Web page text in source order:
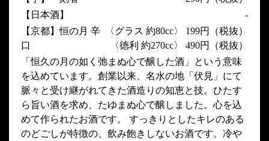
【日本酒】
-
【京都】恒の月 辛
口
〈グラス 約80cc〉 199円（税抜）
〈徳利 約270cc〉 490円（税抜）
「恒久の月の如く弛まぬ心で醸した酒」という意味
を込めています。創業以来、名水の地「伏見」にて
脈々と受け継がれてきた酒造りの知恵と技。ひたす
ら旨い酒を求め、たゆまぬ心で醸しました。心を込
めて作られたお酒です。 すっきりとしたキレのある
のどごしが特徴の、飲み飽きしないお酒です。冷や